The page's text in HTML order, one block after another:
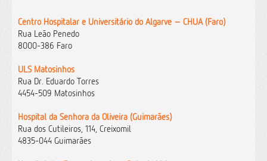
Centro Hospitalar e Universitário do Algarve – CHUA (Faro)
Rua Leão Penedo
8000-386 Faro
ULS Matosinhos
Rua Dr. Eduardo Torres
4454-509 Matosinhos
Hospital da Senhora da Oliveira (Guimarães)
Rua dos Cutileiros, 114, Creixomil
4835-044 Guimarães